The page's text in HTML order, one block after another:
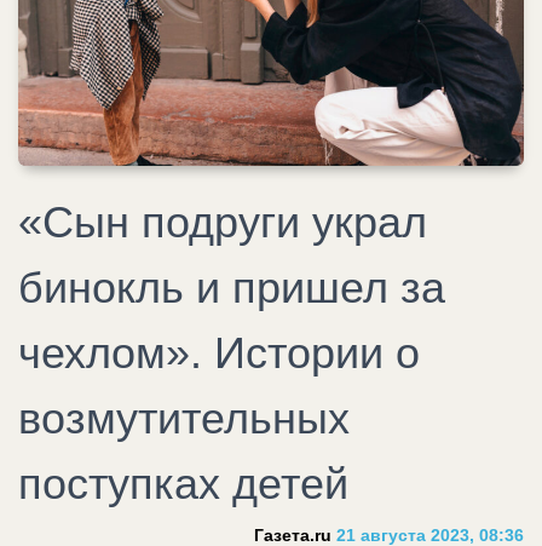
«Сын подруги украл
бинокль и пришел за
чехлом». Истории о
возмутительных
поступках детей
Газета.ru 21 августа 2023, 08:36